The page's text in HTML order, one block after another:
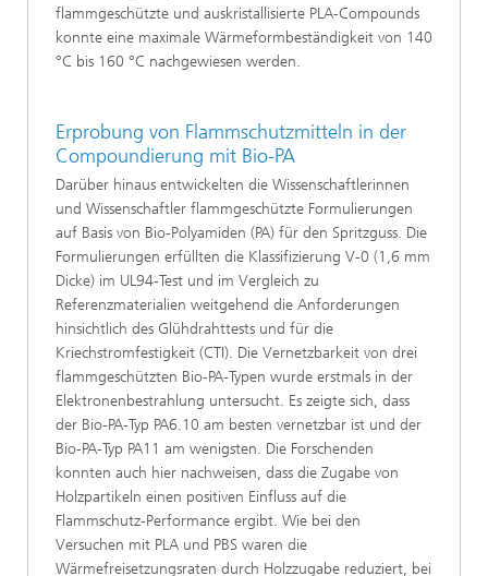
flammgeschützte und auskristallisierte PLA-Compounds
konnte eine maximale Wärmeformbeständigkeit von 140
°C bis 160 °C nachgewiesen werden.
Erprobung von Flammschutzmitteln in der
Compoundierung mit Bio-PA
Darüber hinaus entwickelten die Wissenschaftlerinnen
und Wissenschaftler flammgeschützte Formulierungen
auf Basis von Bio-Polyamiden (PA) für den Spritzguss. Die
Formulierungen erfüllten die Klassifizierung V-0 (1,6 mm
Dicke) im UL94-Test und im Vergleich zu
Referenzmaterialien weitgehend die Anforderungen
hinsichtlich des Glühdrahttests und für die
Kriechstromfestigkeit (CTI). Die Vernetzbarkeit von drei
flammgeschützten Bio-PA-Typen wurde erstmals in der
Elektronenbestrahlung untersucht. Es zeigte sich, dass
der Bio-PA-Typ PA6.10 am besten vernetzbar ist und der
Bio-PA-Typ PA11 am wenigsten. Die Forschenden
konnten auch hier nachweisen, dass die Zugabe von
Holzpartikeln einen positiven Einfluss auf die
Flammschutz-Performance ergibt. Wie bei den
Versuchen mit PLA und PBS waren die
Wärmefreisetzungsraten durch Holzzugabe reduziert, bei